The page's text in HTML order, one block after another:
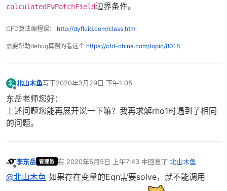
From function Foam::tmp<Foam::Field<Type> >
FOAM aborting
#2
  Foam::calculatedFvPatchField<double>::
#3
Foam::fv::gaussLaplacianScheme<double,
# 4
  Foam::fv::gaussLaplacianScheme<double, double>::
#5
  Foam::fv::laplacianScheme<double, double>::
#6
Foam::tmp<Foam::fvMatrix<double> >
#9
  __libc_start_main
in
"/lib/x86_64-linux-gnu/
#
已放弃 (核心已转储)
calculatedFvPatchField边界条件。
CFD算法编程课： http://dyfluid.com/class.html
需要帮助debug算例的看这个 https://cfd-china.com/topic/8018
北 北山木鱼写于2020年3月29日 下午1:05
最后由 编辑
东岳老师您好：
上述问题您能再展开说一下嘛？我再求解rho1时遇到了相同
的问题。
李东岳 管理员 在 2020年5月5日 上午7:43中回复了 北山木鱼
最后由 编辑
@北山木鱼 如果存在变量的Eqn需要solve，就不能调用